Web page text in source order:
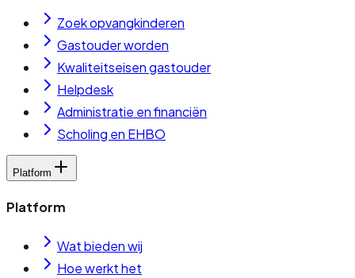
Zoek opvangkinderen
Gastouder worden
Kwaliteitseisen gastouder
Helpdesk
Administratie en financiën
Scholing en EHBO
Platform
Platform
Wat bieden wij
Hoe werkt het